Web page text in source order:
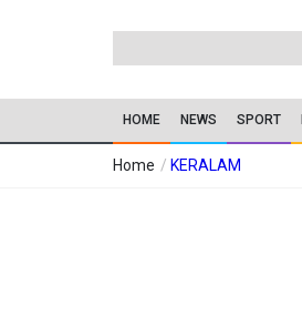
HOME NEWS SPORT
Home / KERALAM